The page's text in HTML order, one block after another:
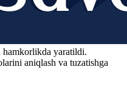
hamkorlikda yaratildi.
aniqlash va tuzatishga